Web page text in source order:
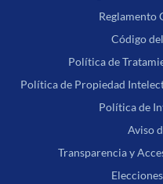
Reglamento
Código
Política de
Política de Propiedad
Política de
Aviso
Transparencia y